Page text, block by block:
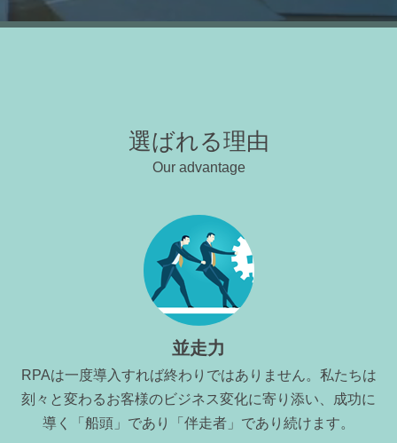
選ばれる理由
Our advantage
並走力
RPAは一度導入すれば終わりではありません。私たちは
刻々と変わるお客様のビジネス変化に寄り添い、成功に
導く「船頭」であり「伴走者」であり続けます。